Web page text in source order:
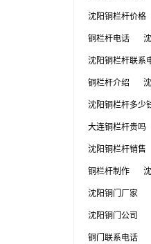
沈阳铜栏杆价格
铜栏杆电话
沈阳铜栏杆联系
铜栏杆介绍
沈阳铜栏杆多少
大连铜栏杆贵吗
沈阳铜栏杆销售
铜栏杆制作
沈阳铜门厂家
沈阳铜门公司
铜门联系电话